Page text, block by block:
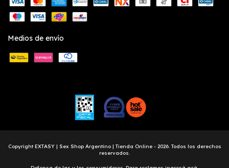
Medios de envío
Copyright EXTASY | Sex Shop Argentino | Tienda Online - 2026. Todos los derechos
reservados.